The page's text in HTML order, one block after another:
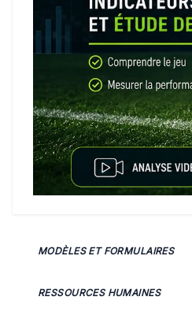
MODÈLES ET FORMULAIRES
RESSOURCES HUMAINES